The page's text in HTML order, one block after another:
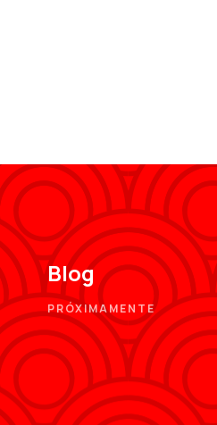
Blog
PRÓXIMAMENTE